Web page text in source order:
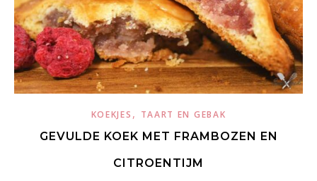
KOEKJES , TAART EN GEBAK
GEVULDE KOEK MET FRAMBOZEN EN
CITROENTIJM